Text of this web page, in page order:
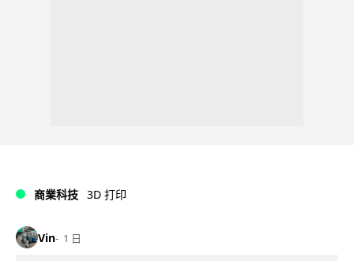
商業科技 3D 打印
Vin 1 日